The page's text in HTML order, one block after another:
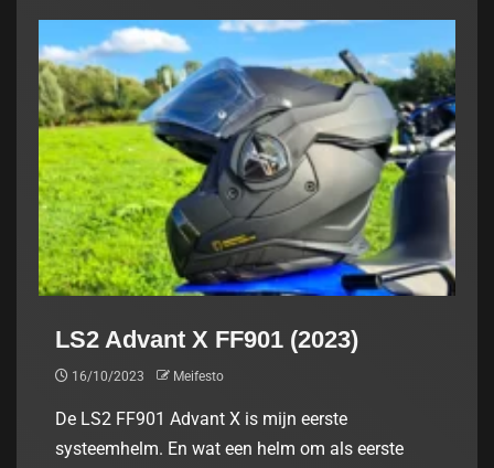
LS2 Advant X FF901 (2023)
16/10/2023 Meifesto
De LS2 FF901 Advant X is mijn eerste
systeemhelm. En wat een helm om als eerste